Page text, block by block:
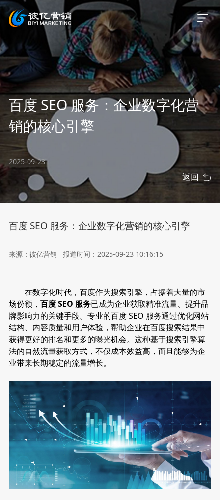
首页
关于我们
服务案例
新闻资讯
百度 SEO 服务：企业数字化营
销的核心引擎
2025-09-23
返回
百度 SEO 服务：企业数字化营销的核心引擎
来源：彼亿营销 报道时间：2025-09-23 10:16:15
在数字化时代，百度作为搜索引擎，占据着大量的市
场份额， 百度 SEO 服务已成为企业获取精准流量、提升品
牌影响力的关键手段。专业的百度 SEO 服务通过优化网站
结构、内容质量和用户体验，帮助企业在百度搜索结果中
获得更好的排名和更多的曝光机会。这种基于搜索引擎算
法的自然流量获取方式，不仅成本效益高，而且能够为企
业带来长期稳定的流量增长。